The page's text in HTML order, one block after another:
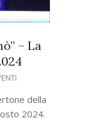
– La
della
2024.